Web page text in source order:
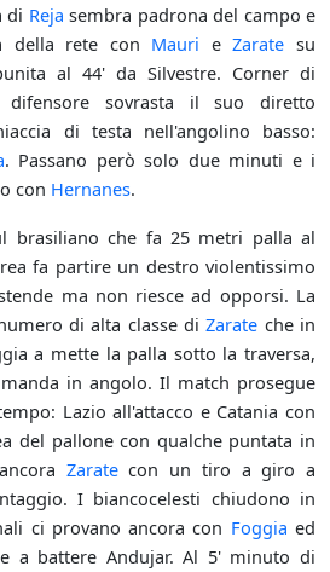
di Reja sembra padrona del campo e
della rete con Mauri eZarate su
al 44' da Silvestre. Corner di
sovrasta il suo diretto
di testa nell'angolino basso:
. Passano però solo due minuti e i
con Hernanes.
brasiliano che fa 25 metri palla al
fa partire un destro violentissimo
ma non riesce ad opporsi. La
di alta classe diZarate che in
a mette la palla sotto la traversa,
in angolo. Il match prosegue
Lazio all'attacco e Catania con
del pallone con qualche puntata in
Zaratecon un tiro a giro a
I biancocelesti chiudono in
ci provano ancora con Foggia ed
a battere Andujar. Al 5' minuto di